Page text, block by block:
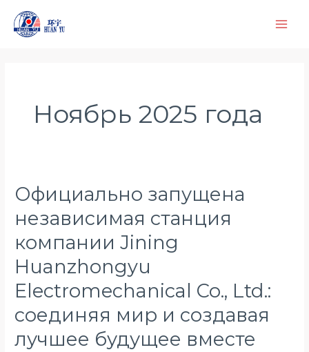
Ноябрь 2025 года
Официально запущена
независимая станция
компании Jining
Huanzhongyu
Electromechanical Co., Ltd.:
соединяя мир и создавая
лучшее будущее вместе
Официально
запущена
независимая
станция
компании
Jining
Huanzhongyu
Electromechanical
Ltd.: